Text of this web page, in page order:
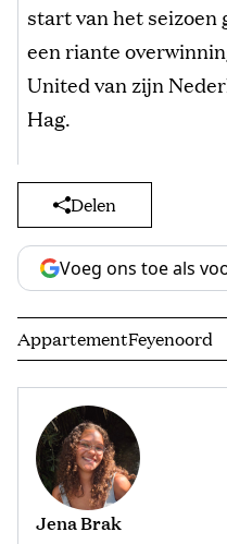
start van het seizoen
een riante
United van zijn
Hag.
Delen
Voeg ons toe als
AppartementFeyenoord
Jena Brak